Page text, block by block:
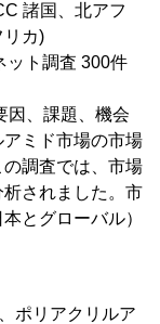
諸国、北アフ
リカ)
ット調査 300件
因、課題、機会
アミド市場の市場
調査では、市場
されました。市
とグローバル）
ポリアクリルア